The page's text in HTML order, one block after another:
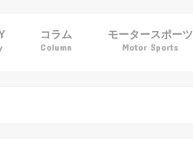
コラム
Column
モータースポーツ
Motor Sports